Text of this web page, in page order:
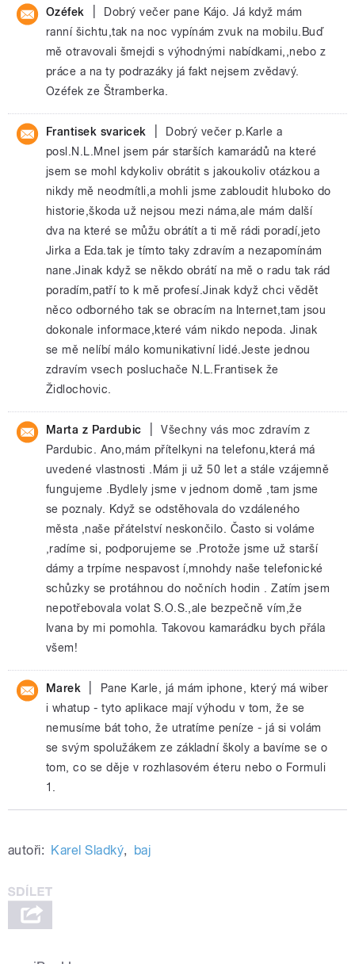
Ozéfek
Dobrý večer pane Kájo. Já když mám
ranní šichtu,tak na noc vypínám zvuk na mobilu.Buď
mě otravovali šmejdi s výhodnými nabídkami,,nebo z
práce a na ty podrazáky já fakt nejsem zvědavý.
Ozéfek ze Štramberka.
Frantisek svaricek
Dobrý večer p.Karle a
posl.N.L.Mnel jsem pár starších kamarádů na které
jsem se mohl kdykoliv obrátit s jakoukoliv otázkou a
nikdy mě neodmítli,a mohli jsme zabloudit hluboko do
historie,škoda už nejsou mezi náma,ale mám další
dva na které se můžu obrátít a ti mě rádi poradí,jeto
Jirka a Eda.tak je tímto taky zdravím a nezapomínám
nane.Jinak když se někdo obrátí na mě o radu tak rád
poradím,patří to k mě profesí.Jinak když chci vědět
něco odborného tak se obracím na Internet,tam jsou
dokonale informace,které vám nikdo nepoda. Jinak
se mě nelíbí málo komunikativní lidé.Jeste jednou
zdravím vsech posluchače N.L.Frantisek že
Židlochovic.
Marta z Pardubic
Všechny vás moc zdravím z
Pardubic. Ano,mám přítelkyni na telefonu,která má
uvedené vlastnosti .Mám ji už 50 let a stále vzájemně
fungujeme .Bydlely jsme v jednom domě ,tam jsme
se poznaly. Když se odstěhovala do vzdáleného
města ,naše přátelství neskončilo. Často si voláme
,radíme si, podporujeme se .Protože jsme už starší
dámy a trpíme nespavost í,mnohdy naše telefonické
schůzky se protáhnou do nočních hodin . Zatím jsem
nepotřebovala volat S.O.S.,ale bezpečně vím,že
Ivana by mi pomohla. Takovou kamarádku bych přála
všem!
Marek
Pane Karle, já mám iphone, který má wiber
i whatup - tyto aplikace mají výhodu v tom, že se
nemusíme bát toho, že utratíme peníze - já si volám
se svým spolužákem ze základní školy a bavíme se o
tom, co se děje v rozhlasovém éteru nebo o Formuli
1.
autoři: Karel Sladký, baj